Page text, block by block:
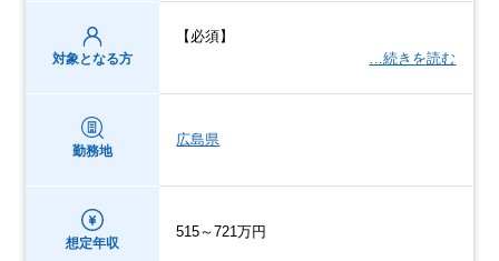
対象となる方
【必須】
…続きを読む
勤務地
広島県
想定年収
515～721万円